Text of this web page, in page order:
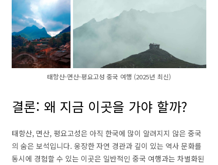
태항산-면산-평요고성 중국 여행 (2025년 최신)
결론: 왜 지금 이곳을 가야 할까?
태항산, 면산, 평요고성은 아직 한국에 많이 알려지지 않은 중국
의 숨은 보석입니다. 웅장한 자연 경관과 깊이 있는 역사 문화를
동시에 경험할 수 있는 이곳은 일반적인 중국 여행과는 차별화된